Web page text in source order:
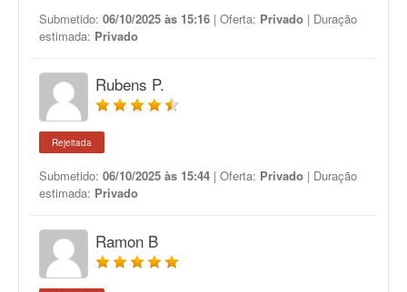
Submetido: 06/10/2025 às 15:16 | Oferta: Privado | Duração
estimada: Privado
Rubens P.
Rejeitada
Submetido: 06/10/2025 às 15:44 | Oferta: Privado | Duração
estimada: Privado
Ramon B